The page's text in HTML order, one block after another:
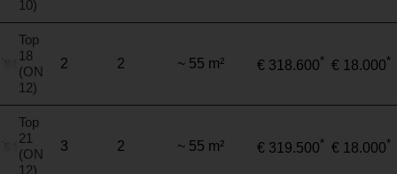
10)
Top
18
(ON
12)
2 2 ~ 55 m² € 318.600* € 18.000*
Top
21
(ON
12)
3 2 ~ 55 m² € 319.500* € 18.000*